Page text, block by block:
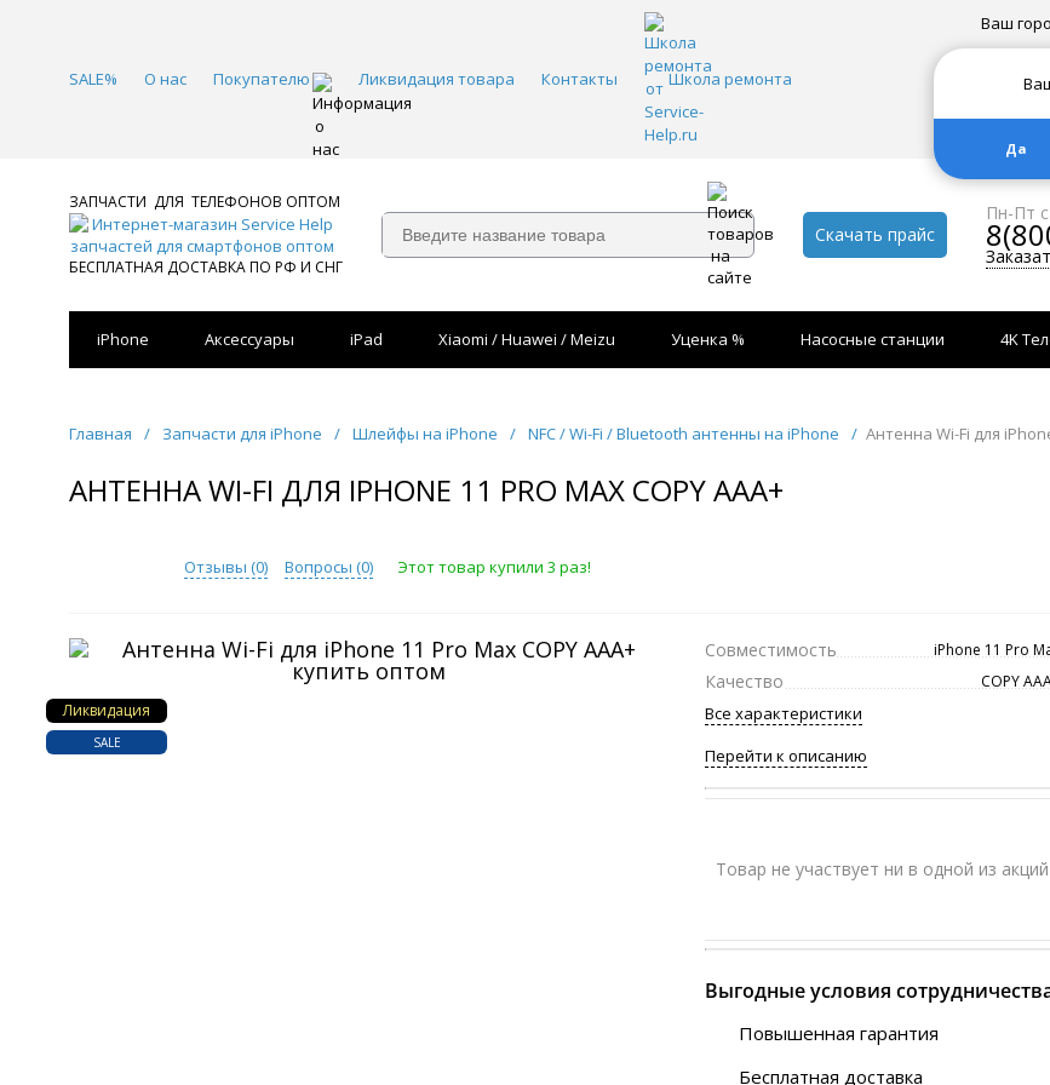
Да
SALE% О нас Покупателю Ликвидация товара Контакты Школа ремонта
Ваш
ЗАПЧАСТИ ДЛЯ ТЕЛЕФОНОВ ОПТОМ
БЕСПЛАТНАЯ ДОСТАВКА ПО РФ И СНГ
Скачать прайс
Пн-Пт
iPhone Аксессуары iPad Xiaomi / Huawei / Meizu Уценка % Насосные станции 4K
Главная / Запчасти для iPhone / Шлейфы на iPhone / NFC / Wi-Fi / Bluetooth антенны на iPhone / Антенна Wi-Fi для
АНТЕННА WI-FI ДЛЯ IPHONE 11 PRO MAX COPY AAA+
Отзывы (0) Вопросы (0) Этот товар купили 3 раз!
Ликвидация
SALE
Совместимость iPhone 11 Pro
Качество COPY
Все характеристики
Перейти к описанию
Товар не участвует ни в одной из акций
Выгодные условия
Повышенная гарантия
Бесплатная доставка